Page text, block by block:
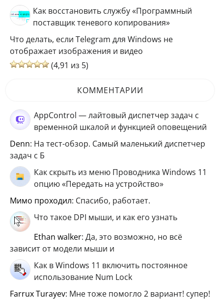
Как восстановить службу «Программный
поставщик теневого копирования»
Что делать, если Telegram для Windows не
отображает изображения и видео
(4,91 из 5)
КОММЕНТАРИИ
AppControl — лайтовый диспетчер задач с
временной шкалой и функцией оповещений
Denn: На тест-обзор. Самый маленький диспетчер
задач с Б
Как скрыть из меню Проводника Windows 11
опцию «Передать на устройство»
мимо проходил: Спасибо, работает.
Что такое DPI мыши, и как его узнать
ethan walker: Да, это возможно, но всё
зависит от модели мыши и
Как в Windows 11 включить постоянное
использование Num Lock
Farrux Turayev: Мне тоже помогло 2 вариант! супер!